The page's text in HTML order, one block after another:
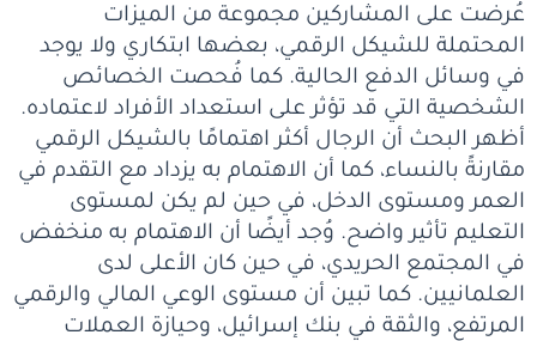
عُرضت على المشاركين مجموعة من الميزات
المحتملة للشيكل الرقمي، بعضها ابتكاري ولا يوجد
في وسائل الدفع الحالية. كما فُحصت الخصائص
الشخصية التي قد تؤثر على استعداد الأفراد لاعتماده.
أظهر البحث أن الرجال أكثر اهتمامًا بالشيكل الرقمي
مقارنةً بالنساء، كما أن الاهتمام به يزداد مع التقدم في
العمر ومستوى الدخل، في حين لم يكن لمستوى
التعليم تأثير واضح. وُجد أيضًا أن الاهتمام به منخفض
في المجتمع الحريدي، في حين كان الأعلى لدى
العلمانيين. كما تبين أن مستوى الوعي المالي والرقمي
المرتفع، والثقة في بنك إسرائيل، وحيازة العملات